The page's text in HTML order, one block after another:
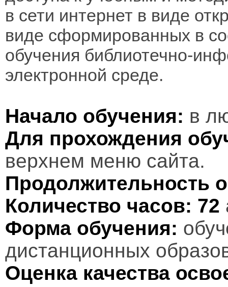
в сети интернет в виде
виде сформированных в
обучения библиотечно-
электронной среде.
Начало обучения: в
Для прохождения
верхнем меню сайта.
Продолжительность
Количество часов: 72
Форма обучения:
дистанционных
Оценка качества